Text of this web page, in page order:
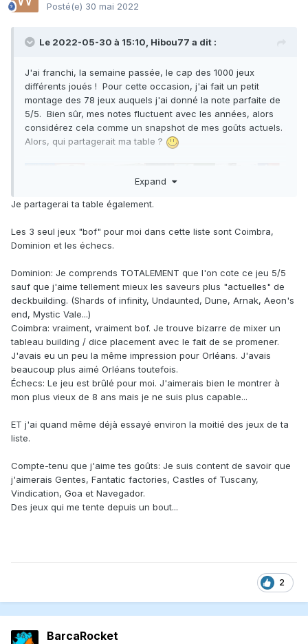
Posté(e) 30 mai 2022
Le 2022-05-30 à 15:10, Hibou77 a dit :
J'ai franchi, la semaine passée, le cap des 1000 jeux
différents joués ! Pour cette occasion, j'ai fait un petit
montage des 78 jeux auquels j'ai donné la note parfaite de
5/5. Bien sûr, mes notes fluctuent avec les années, alors
considérez cela comme un snapshot de mes goûts actuels.
Alors, qui partagerait ma table ?
Expand
Je partagerai ta table également.
Les 3 seul jeux "bof" pour moi dans cette liste sont Coimbra,
Dominion et les échecs.
Dominion: Je comprends TOTALEMENT que l'on cote ce jeu 5/5
sauf que j'aime tellement mieux les saveurs plus "actuelles" de
deckbuilding. (Shards of infinity, Undaunted, Dune, Arnak, Aeon's
end, Mystic Vale...)
Coimbra: vraiment, vraiment bof. Je trouve bizarre de mixer un
tableau building / dice placement avec le fait de se promener.
J'avais eu un peu la même impression pour Orléans. J'avais
beaucoup plus aimé Orléans toutefois.
Échecs: Le jeu est brûlé pour moi. J'aimerais bien le montrer à
mon plus vieux de 8 ans mais je ne suis plus capable...
ET j'ai quand même déjà essayé environ la moitié des jeux de ta
liste.
Compte-tenu que j'aime tes goûts: Je suis content de savoir que
j'aimerais Gentes, Fantatic factories, Castles of Tuscany,
Vindication, Goa et Navegador.
Des jeux qui me tente depuis un bout...
2
BarcaRocket